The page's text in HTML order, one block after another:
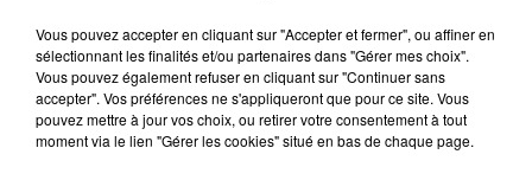
FIL D'ACTU
Vous pouvez accepter en cliquant sur "Accepter et fermer", ou affiner en
sélectionnant les finalités et/ou partenaires dans "Gérer mes choix".
Vous pouvez également refuser en cliquant sur "Continuer sans
accepter". Vos préférences ne s'appliqueront que pour ce site. Vous
pouvez mettre à jour vos choix, ou retirer votre consentement à tout
moment via le lien "Gérer les cookies" situé en bas de chaque page.